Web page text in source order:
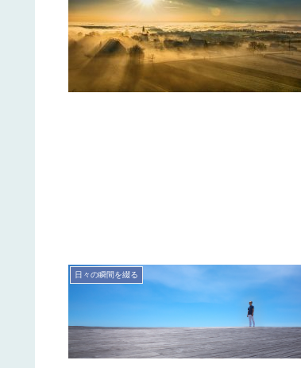
日々の瞬間を綴る